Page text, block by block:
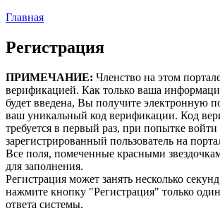
Главная
Регистрация
ПРИМЕЧАНИЕ: Членство на этом
верификацией. Как только ваша
будет введена, Вы получите электронную
ваш уникальный код верификации. Код
требуется в первый раз, при попытке войти
зарегистрированный пользователь на
Все поля, помеченные красными
для заполнения.
Регистрация может занять несколько
нажмите кнопку "Регистрация" только
ответа системы.